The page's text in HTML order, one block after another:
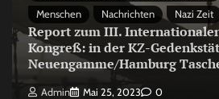
Menschen
Nachrichten Nazi Zeit
Report zum III.
Kongreß: in der KZ-
Neuengamme/Hamburg
Admin Mai 25, 2023 0